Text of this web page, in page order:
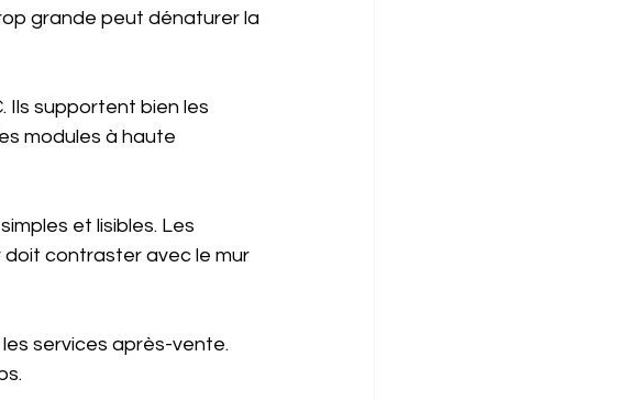
grande peut dénaturer la
Ils supportent bien les
modules à haute
et lisibles. Les
contraster avec le mur
services après-vente.